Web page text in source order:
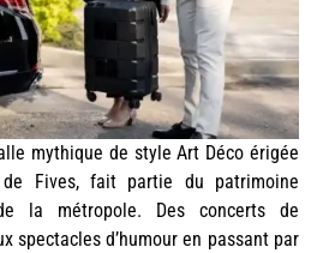
mythique de style Art Déco érigée
Fives, fait partie du patrimoine
la métropole. Des concerts de
spectacles d’humour en passant par